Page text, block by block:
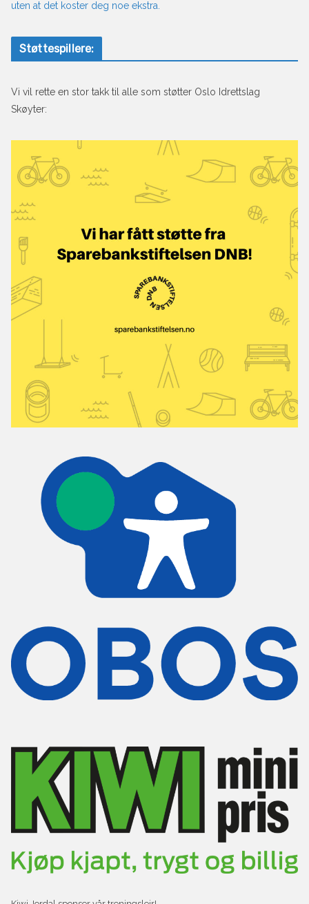
uten at det koster deg noe ekstra.
Støttespillere:
Vi vil rette en stor takk til alle som støtter Oslo Idrettslag
Skøyter: